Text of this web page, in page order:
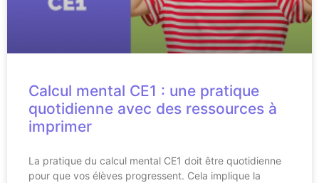
Calcul mental CE1 : une pratique
quotidienne avec des ressources à
imprimer
La pratique du calcul mental CE1 doit être quotidienne
pour que vos élèves progressent. Cela implique la